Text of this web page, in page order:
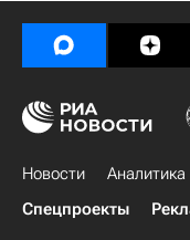
Новости Аналитика
Спецпроекты